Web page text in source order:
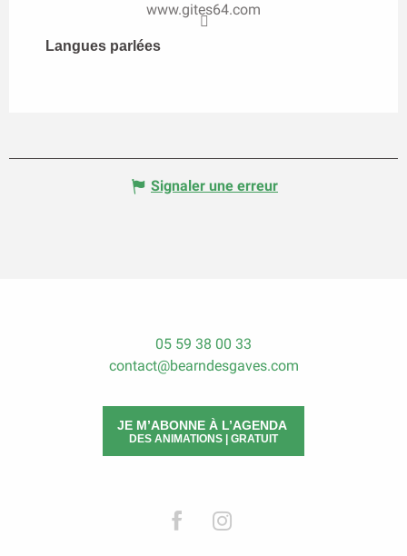
www.gites64.com
Langues parlées
Langues parlées
Signaler une erreur
05 59 38 00 33
contact@bearndesgaves.com
JE M’ABONNE À L’AGENDA
DES ANIMATIONS | GRATUIT